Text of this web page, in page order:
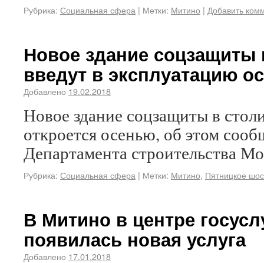
Рубрика: Социальная сфера | Метки: Митино | Добавить
Новое здание
введут в эксплуатацию
Добавлено 19.02.2018
Новое здание соцзащиты в
откроется осенью, об этом
Департамента строительства
Рубрика: Социальная сфера | Метки: Митино, Пятницкое
В Митино в центре
появилась новая услуга
Добавлено 17.01.2018